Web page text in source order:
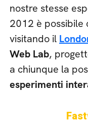
nostre stesse
2012 è possibile
visitando il
Web Lab,
a chiunque la
esperimenti